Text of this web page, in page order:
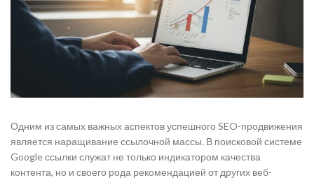
Одним из самых важных аспектов успешного SEO-продвижения
является наращивание ссылочной массы. В поисковой системе
Google ссылки служат не только индикатором качества
контента, но и своего рода рекомендацией от других веб-